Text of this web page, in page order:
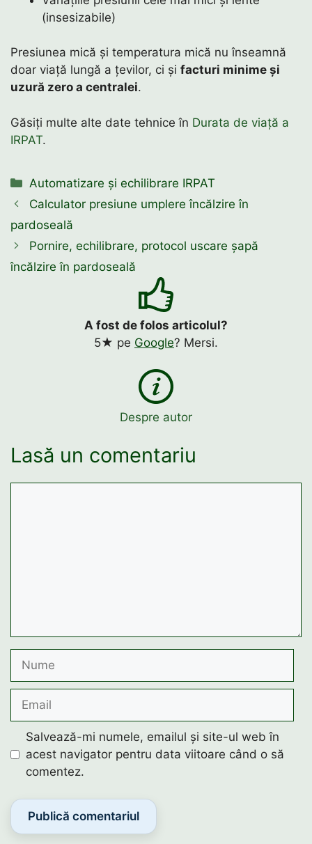
(insesizabile)
Presiunea mică și temperatura mică nu înseamnă
doar viață lungă a țevilor, ci și facturi minime și
uzură zero a centralei.
Găsiți multe alte date tehnice în Durata de viață a
IRPAT.
Categorii
Automatizare și echilibrare IRPAT
Calculator presiune umplere încălzire în
pardoseală
Pornire, echilibrare, protocol uscare șapă
încălzire în pardoseală
A fost de folos articolul?
5★ pe Google? Mersi.
Despre autor
Lasă un comentariu
Nume
Email
Salvează-mi numele, emailul și site-ul web în
acest navigator pentru data viitoare când o să
comentez.